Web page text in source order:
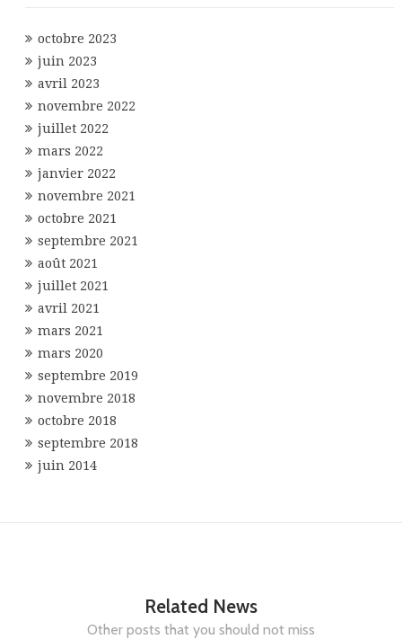
octobre 2023
juin 2023
avril 2023
novembre 2022
juillet 2022
mars 2022
janvier 2022
novembre 2021
octobre 2021
septembre 2021
août 2021
juillet 2021
avril 2021
mars 2021
mars 2020
septembre 2019
novembre 2018
octobre 2018
septembre 2018
juin 2014
Related News
Other posts that you should not miss